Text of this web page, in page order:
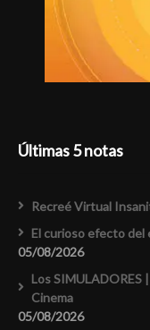
Últimas 5 notas
Recreé Virtual
El curioso efecto del
05/08/2026
Los
Cinema
05/08/2026